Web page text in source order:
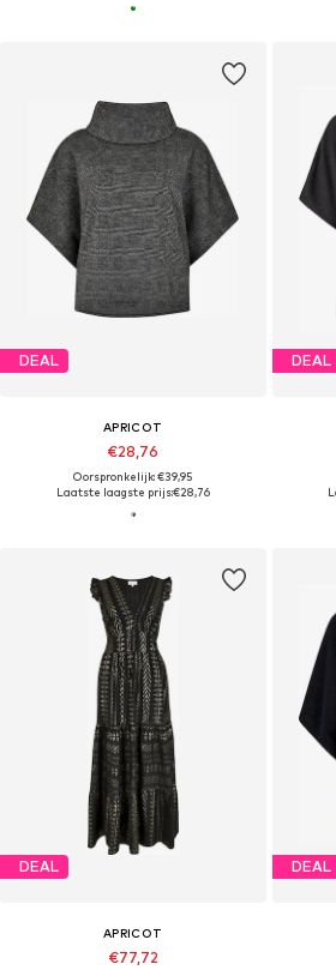
DEAL
APRICOT
€28,76
Oorspronkelijk: €39,95
Laatste laagste prijs:€28,76
DEAL
DEAL
APRICOT
€77,72
DEAL